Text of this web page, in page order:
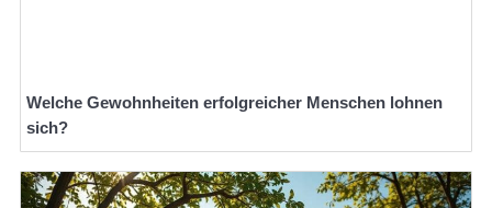
Welche Gewohnheiten erfolgreicher Menschen lohnen
sich?